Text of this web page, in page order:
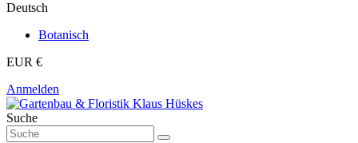
Deutsch
Botanisch
EUR €
Anmelden
Suche